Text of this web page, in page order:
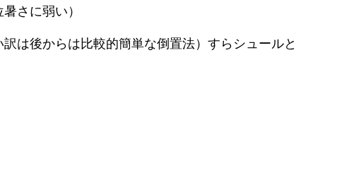
さに弱い）
は後からは比較的簡単な倒置法）すらシュールと